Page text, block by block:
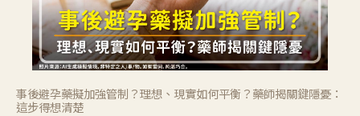
事後避孕藥擬加強管制？理想、現實如何平衡？藥師揭關鍵隱憂：
這步得想清楚